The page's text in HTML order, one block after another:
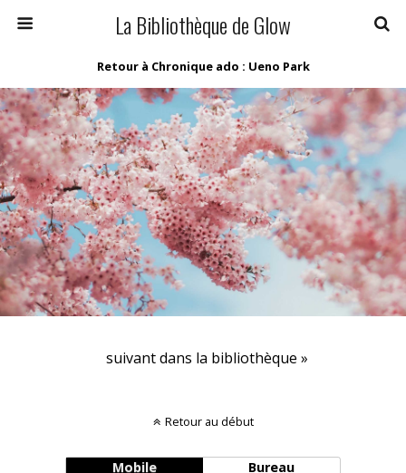
La Bibliothèque de Glow
Retour à Chronique ado : Ueno Park
suivant dans la bibliothèque »
Retour au début
Mobile Bureau